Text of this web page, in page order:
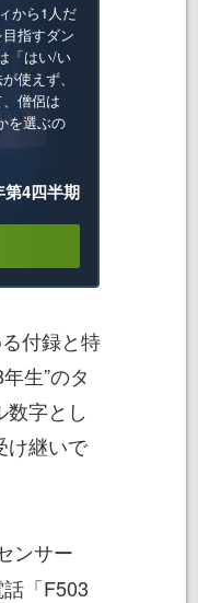
から1人だ
指すダン
「はい/い
使えず、
僧侶は
を選ぶの
第4四半期
付録と特
生”のタ
字とし
け継いで
ンサー
「F503